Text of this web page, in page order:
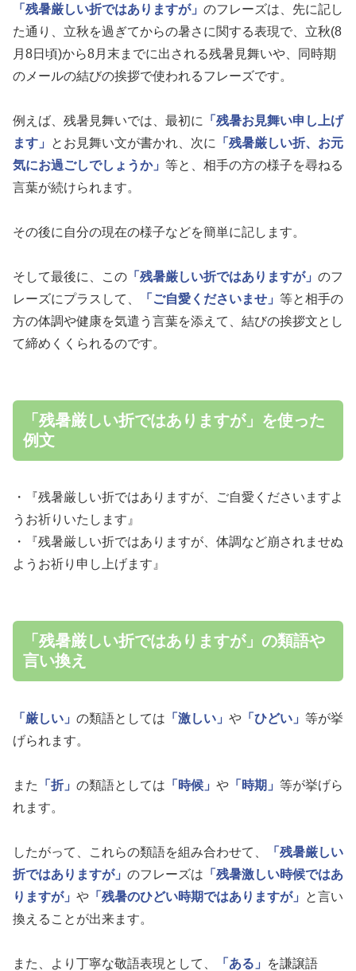
「残暑厳しい折ではありますが」 のフレーズは、先に記し
た通り、立秋を過ぎてからの暑さに関する表現で、立秋(8
月8日頃)から8月末までに出される残暑見舞いや、同時期
のメールの結びの挨拶で使われるフレーズです。
例えば、残暑見舞いでは、最初に
「残暑お見舞い申し上げ
ます」
とお見舞い文が書かれ、次に
「残暑厳しい折、お元
気にお過ごしでしょうか」 等と、相手の方の様子を尋ねる
言葉が続けられます。
その後に自分の現在の様子などを簡単に記します。
そして最後に、この 「残暑厳しい折ではありますが」 のフ
レーズにプラスして、
「ご自愛くださいませ」 等と相手の
方の体調や健康を気遣う言葉を添えて、結びの挨拶文とし
て締めくくられるのです。
「残暑厳しい折ではありますが」を使った
例文
・『残暑厳しい折ではありますが、ご自愛くださいますよ
うお祈りいたします』
・『残暑厳しい折ではありますが、体調など崩されませぬ
ようお祈り申し上げます』
「残暑厳しい折ではありますが」の類語や
言い換え
「厳しい」 の類語としては 「激しい」 や 「ひどい」 等が挙
げられます。
また 「折」 の類語としては 「時候」 や 「時期」 等が挙げら
れます。
したがって、これらの類語を組み合わせて、
「残暑厳しい
折ではありますが」 のフレーズは 「残暑激しい時候ではあ
りますが」 や 「残暑のひどい時期ではありますが」
と言い
換えることが出来ます。
また、より丁寧な敬語表現として、 「ある」 を謙譲語